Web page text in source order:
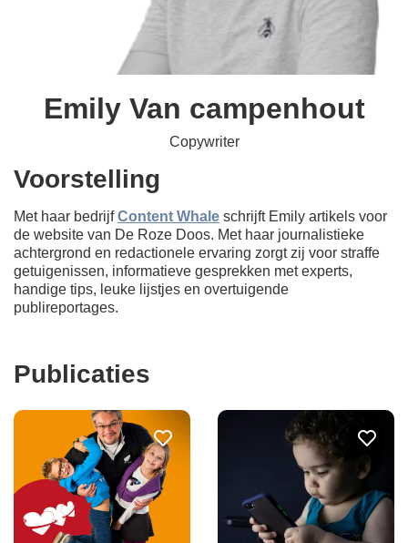
Emily Van campenhout
Copywriter
Voorstelling
Met haar bedrijfContent Whale schrijft Emily artikels voor
de website van De Roze Doos. Met haar journalistieke
achtergrond en redactionele ervaring zorgt zij voor straffe
getuigenissen, informatieve gesprekken met experts,
handige tips, leuke lijstjes en overtuigende
publireportages.
Publicaties